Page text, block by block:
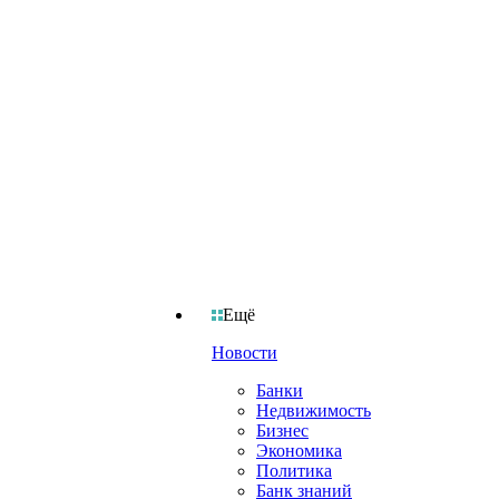
Ещё
Новости
Банки
Недвижимость
Бизнес
Экономика
Политика
Банк знаний